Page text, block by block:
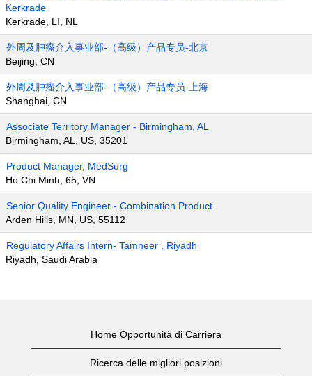
Kerkrade
Kerkrade, LI, NL
外周及肿瘤介入事业部-（高级）产品专员-北京
Beijing, CN
外周及肿瘤介入事业部-（高级）产品专员-上海
Shanghai, CN
Associate Territory Manager - Birmingham, AL
Birmingham, AL, US, 35201
Product Manager, MedSurg
Ho Chi Minh, 65, VN
Senior Quality Engineer - Combination Product
Arden Hills, MN, US, 55112
Regulatory Affairs Intern- Tamheer , Riyadh
Riyadh, Saudi Arabia
Home Opportunità di Carriera
Ricerca delle migliori posizioni